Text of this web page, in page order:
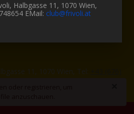
11, 1070 Wien, Tel:
Halbgasse 11, 1070 Wien,
EMail: club@frivoli.at